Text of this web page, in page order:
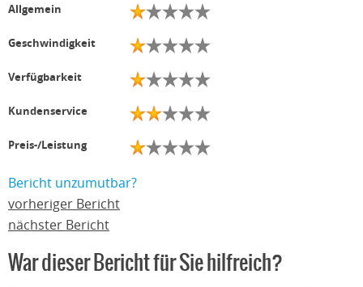
Allgemein
Geschwindigkeit
Verfügbarkeit
Kundenservice
Preis-/Leistung
Bericht unzumutbar?
vorheriger Bericht
nächster Bericht
War dieser Bericht für Sie hilfreich?